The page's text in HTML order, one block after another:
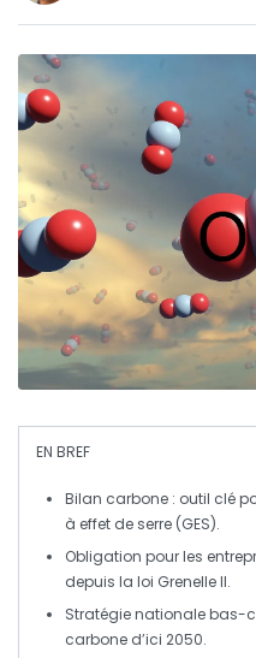
EN BREF
Bilan carbone : outil clé
à effet de serre (GES).
Obligation pour les
depuis la loi Grenelle II.
Stratégie nationale bas-
carbone d’ici 2050.